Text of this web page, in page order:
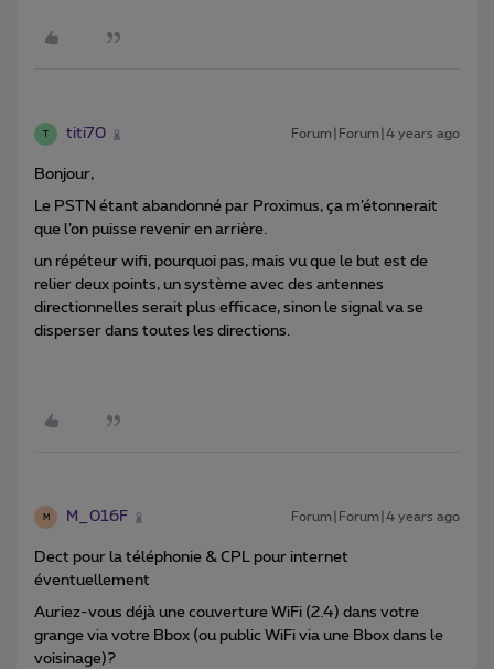
T titi70 Forum|Forum|4 years ago
Bonjour,
Le PSTN étant abandonné par Proximus, ça m’étonnerait
que l’on puisse revenir en arrière.
un répéteur wifi, pourquoi pas, mais vu que le but est de
relier deux points, un système avec des antennes
directionnelles serait plus efficace, sinon le signal va se
disperser dans toutes les directions.
M M_016F Forum|Forum|4 years ago
Dect pour la téléphonie & CPL pour internet
éventuellement
Auriez-vous déjà une couverture WiFi (2.4) dans votre
grange via votre Bbox (ou public WiFi via une Bbox dans le
voisinage)?